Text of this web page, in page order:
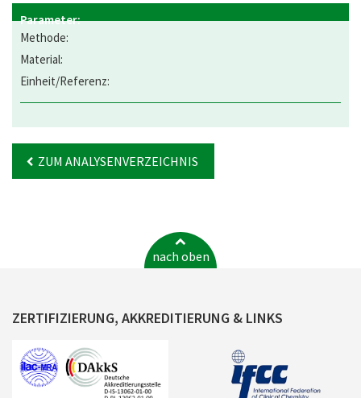
ZUM ANALYSENVERZEICHNIS
nach oben
ZERTIFIZIERUNG, AKKREDITIERUNG & LINKS